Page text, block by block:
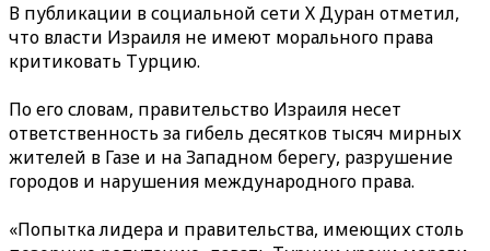
В публикации в социальной сети Х Дуран отметил,
что власти Израиля не имеют морального права
критиковать Турцию.
По его словам, правительство Израиля несет
ответственность за гибель десятков тысяч мирных
жителей в Газе и на Западном берегу, разрушение
городов и нарушения международного права.
«Попытка лидера и правительства, имеющих столь